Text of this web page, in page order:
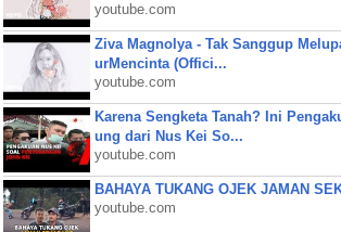
youtube.com
Ziva Magnolya - Tak Sanggup
urMencinta (Offici...
youtube.com
Karena Sengketa Tanah? Ini
ung dari Nus Kei So...
youtube.com
BAHAYA TUKANG OJEK JAMAN
youtube.com